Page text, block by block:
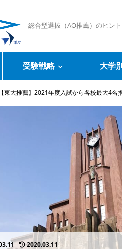
総合型選抜（AO推薦）のヒン
受験戦略 大学
【東大推薦】2021年度入試から各校最大4名
2020.03.11